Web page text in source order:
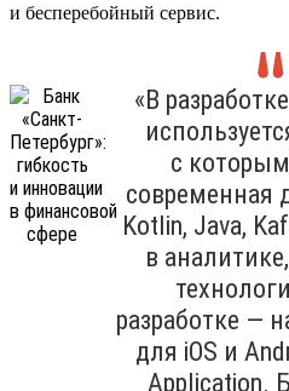
и бесперебойный сервис.
«В
с
современная
Kotlin, Java,
в
разработке —
для iOS и
Application.